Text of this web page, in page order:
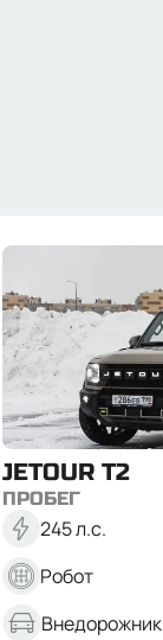
JETOUR T2
ПРОБЕГ
245 л.с.
Робот
Внедорожник